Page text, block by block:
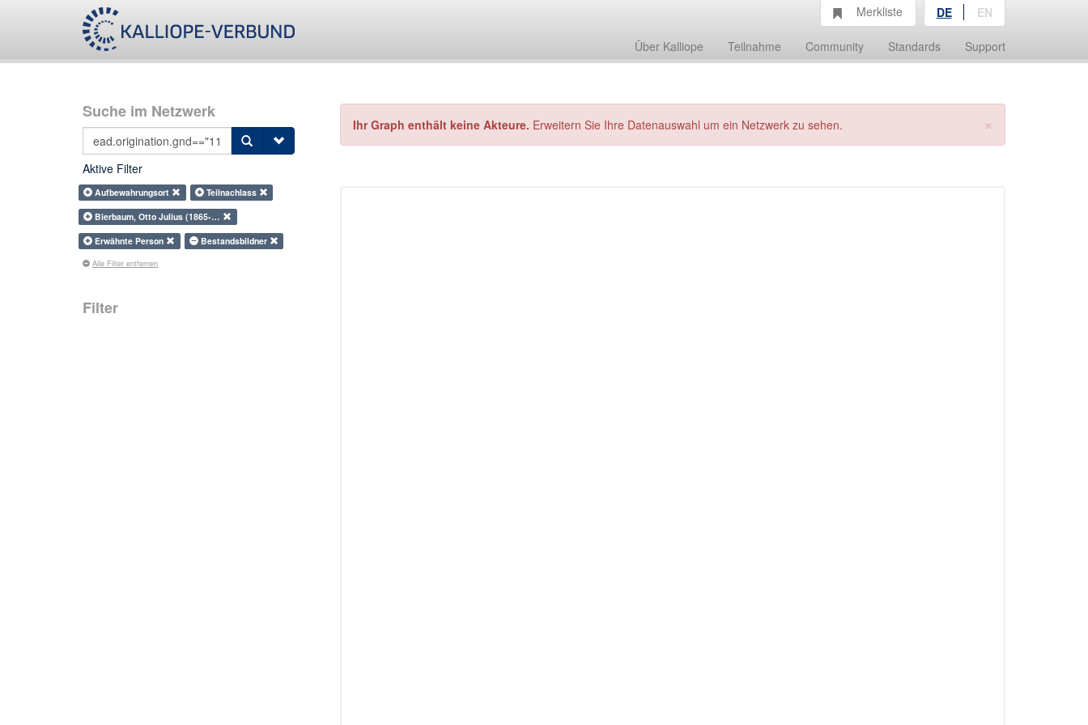
Über Kalliope Teilnahme Community Standards Support
Merkliste DE EN
Suche im Netzwerk
Aktive Filter
Aufbewahrungsort
Teilnachlass
Bierbaum, Otto Julius (1865-…
Erwähnte Person
Bestandsbildner
Alle Filter entfernen
Filter
×
Ihr Graph enthält keine Akteure. Erweitern Sie Ihre Datenauswahl um ein Netzwerk zu sehen.